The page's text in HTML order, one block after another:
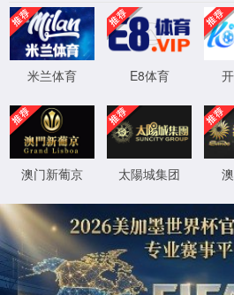
学科建设
当前
学术交流